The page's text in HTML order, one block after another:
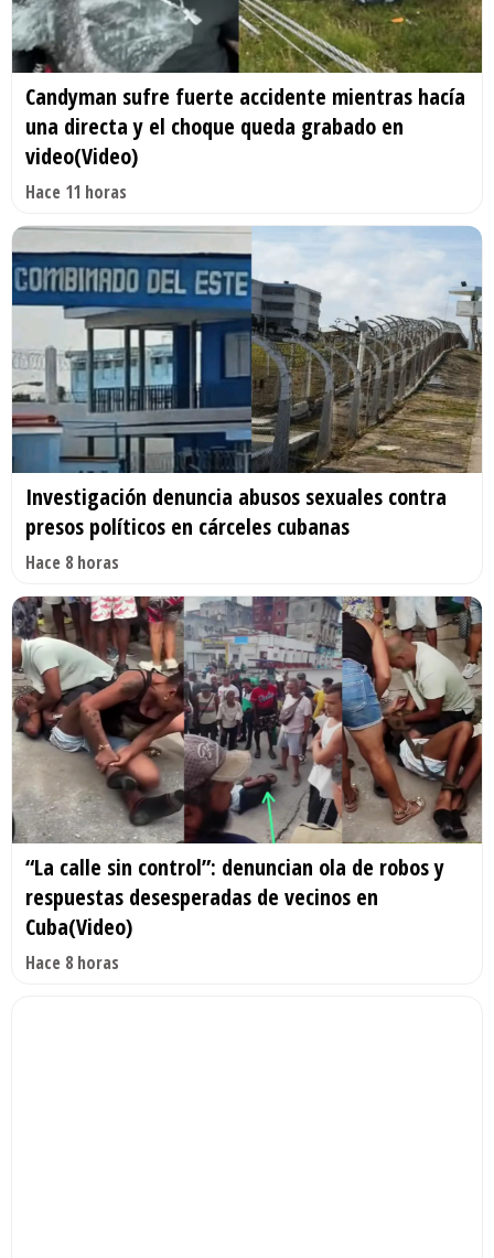
Candyman sufre fuerte accidente mientras hacía
una directa y el choque queda grabado en
video(Video)
Hace 11 horas
Investigación denuncia abusos sexuales contra
presos políticos en cárceles cubanas
Hace 8 horas
“La calle sin control”: denuncian ola de robos y
respuestas desesperadas de vecinos en
Cuba(Video)
Hace 8 horas